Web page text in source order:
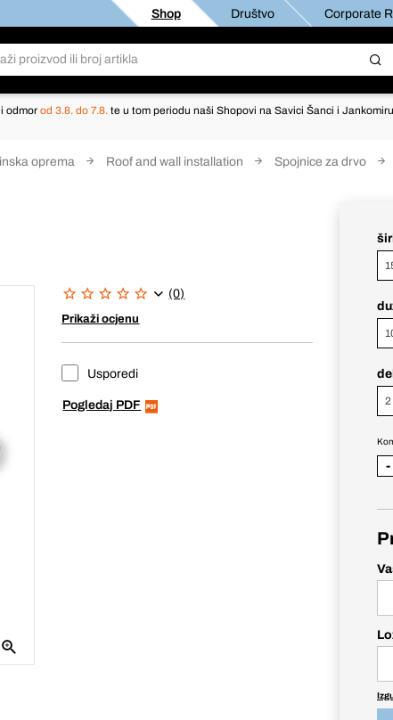
Shop Društvo Corporate
odmor od 3.8. do 7.8. te u tom periodu naši Shopovi na Savici Šanci i
oprema Roof and wall installation Spojnice za drvo
(0)
Prikaži ocjenu
Usporedi
Pogledaj PDF 2
-